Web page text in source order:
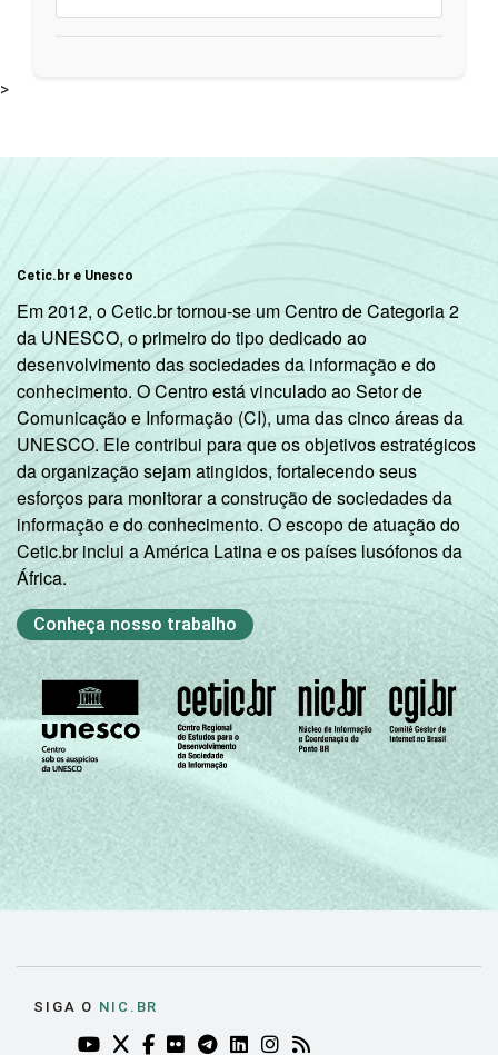
>
Cetic.br e Unesco
Em 2012, o Cetic.br tornou-se um Centro de Categoria 2
da UNESCO, o primeiro do tipo dedicado ao
desenvolvimento das sociedades da informação e do
conhecimento. O Centro está vinculado ao Setor de
Comunicação e Informação (CI), uma das cinco áreas da
UNESCO. Ele contribui para que os objetivos estratégicos
da organização sejam atingidos, fortalecendo seus
esforços para monitorar a construção de sociedades da
informação e do conhecimento. O escopo de atuação do
Cetic.br inclui a América Latina e os países lusófonos da
África.
Conheça nosso trabalho
SIGA O NIC.BR
YOUTUBE DO NIC.BR (ABRE EM NOVA ABA)
TWITTER DO NIC.BR (ABRE EM NOVA ABA)
FACEBOOK DO NIC.BR (ABRE EM NOVA
FLICKR DO NIC.BR (ABRE EM NOVA
TELEGRAM DO NIC.BR (ABRE EM
LINKEDIN DO NIC.BR (ABRE
INSTAGRAM DO NIC.BR
RSS DO NIC.BR (ABRE